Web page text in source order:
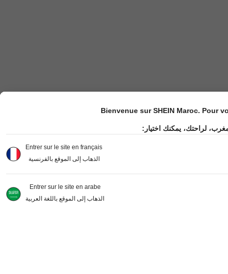
Bienvenue sur SHEIN Maroc. Pour
لراحتك، يمكنك اختيار:
Entrer sur le site en français
الذهاب إلى الموقع بالفرنسية
Entrer sur le site en arabe
الذهاب إلى الموقع باللغة العربية